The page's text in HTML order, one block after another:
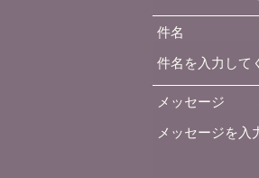
件名
メッセージ